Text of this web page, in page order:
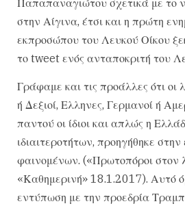
στην Αίγινα, έτσι και η πρώτη
εκπροσώπου του Λευκού Οίκου
το tweet ενός ανταποκριτή του
Γράφαμε και τις προάλλες ότι οι
ή Δεξιοί, Ελληνες, Γερμανοί ή
παντού οι ίδιοι και απλώς η
ιδιαιτεροτήτων, προηγήθηκε
φαινομένων. («Πρωτοπόροι στον
«Καθημερινή» 18.1.2017). Αυτό
εντύπωση με την προεδρία Τραμπ